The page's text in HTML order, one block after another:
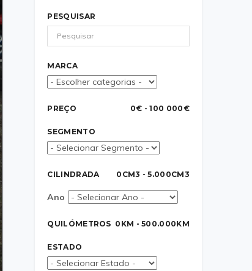
PESQUISAR
MARCA
PREÇO 0€ - 100 000€
SEGMENTO
CILINDRADA 0CM3 - 5.000CM3
Ano
QUILÓMETROS 0KM - 500.000KM
ESTADO